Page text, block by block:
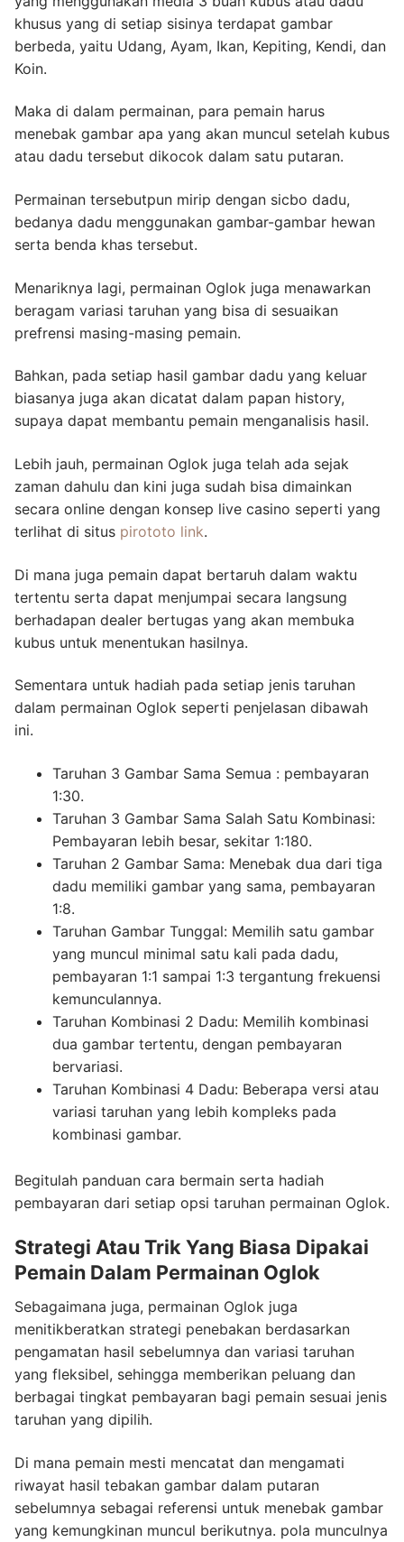
khusus yang di setiap sisinya terdapat gambar
berbeda, yaitu Udang, Ayam, Ikan, Kepiting, Kendi, dan
Koin.
Maka di dalam permainan, para pemain harus
menebak gambar apa yang akan muncul setelah kubus
atau dadu tersebut dikocok dalam satu putaran.
Permainan tersebutpun mirip dengan sicbo dadu,
bedanya dadu menggunakan gambar-gambar hewan
serta benda khas tersebut.
Menariknya lagi, permainan Oglok juga menawarkan
beragam variasi taruhan yang bisa di sesuaikan
prefrensi masing-masing pemain.
Bahkan, pada setiap hasil gambar dadu yang keluar
biasanya juga akan dicatat dalam papan history,
supaya dapat membantu pemain menganalisis hasil.
Lebih jauh, permainan Oglok juga telah ada sejak
zaman dahulu dan kini juga sudah bisa dimainkan
secara online dengan konsep live casino seperti yang
terlihat di situs pirototo link.
Di mana juga pemain dapat bertaruh dalam waktu
tertentu serta dapat menjumpai secara langsung
berhadapan dealer bertugas yang akan membuka
kubus untuk menentukan hasilnya.
Sementara untuk hadiah pada setiap jenis taruhan
dalam permainan Oglok seperti penjelasan dibawah
ini.
Taruhan 3 Gambar Sama Semua : pembayaran
1:30.
Taruhan 3 Gambar Sama Salah Satu Kombinasi:
Pembayaran lebih besar, sekitar 1:180.
Taruhan 2 Gambar Sama: Menebak dua dari tiga
dadu memiliki gambar yang sama, pembayaran
1:8.
Taruhan Gambar Tunggal: Memilih satu gambar
yang muncul minimal satu kali pada dadu,
pembayaran 1:1 sampai 1:3 tergantung frekuensi
kemunculannya.
Taruhan Kombinasi 2 Dadu: Memilih kombinasi
dua gambar tertentu, dengan pembayaran
bervariasi.
Taruhan Kombinasi 4 Dadu: Beberapa versi atau
variasi taruhan yang lebih kompleks pada
kombinasi gambar.
Begitulah panduan cara bermain serta hadiah
pembayaran dari setiap opsi taruhan permainan Oglok.
Strategi Atau Trik Yang Biasa Dipakai
Pemain Dalam Permainan Oglok
Sebagaimana juga, permainan Oglok juga
menitikberatkan strategi penebakan berdasarkan
pengamatan hasil sebelumnya dan variasi taruhan
yang fleksibel, sehingga memberikan peluang dan
berbagai tingkat pembayaran bagi pemain sesuai jenis
taruhan yang dipilih.
Di mana pemain mesti mencatat dan mengamati
riwayat hasil tebakan gambar dalam putaran
sebelumnya sebagai referensi untuk menebak gambar
yang kemungkinan muncul berikutnya. pola munculnya